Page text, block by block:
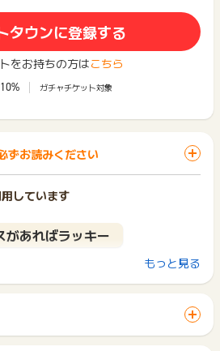
タウンに登録する
をお持ちの方はこちら
10% ガチャチケット対象
ずお読みください
しています
があればラッキー
ボーナス報酬と残り件数が表示されま
達紹介・キャンペーンのカウント対象
もっと見る